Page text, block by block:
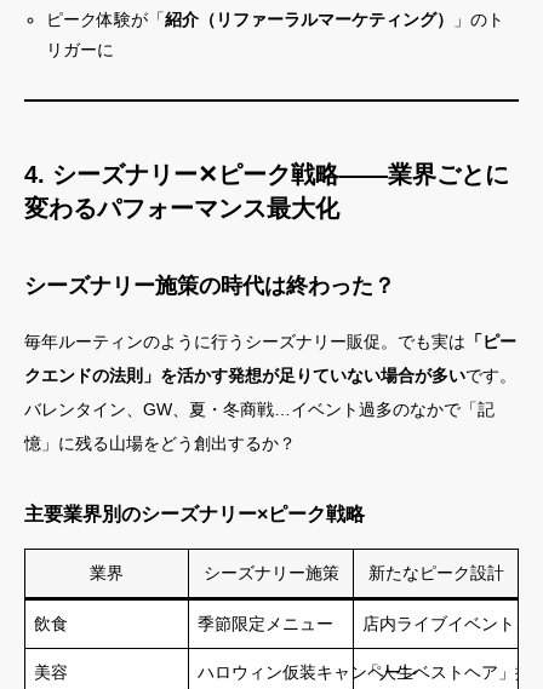
ピーク体験が「紹介（リファーラルマーケティング）
」のト
リガーに
4. シーズナリー✕ピーク戦略——業界ごとに
変わるパフォーマンス最大化
シーズナリー施策の時代は終わった？
毎年ルーティンのように行うシーズナリー販促。でも実は 「ピー
クエンドの法則」を活かす発想が足りていない場合が多いです。
バレンタイン、GW、夏・冬商戦…イベント過多のなかで「記
憶」に残る山場をどう創出するか？
主要業界別のシーズナリー×ピーク戦略
業界 シーズナリー施策 新たなピーク設計
飲食 季節限定メニュー 店内ライブイベント、
美容 ハロウィン仮装キャンペーン「人生ベストヘア」撮